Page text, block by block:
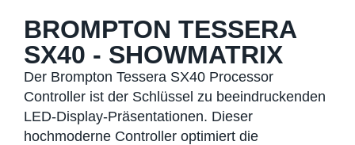
BROMPTON TESSERA
SX40 - SHOWMATRIX
Der Brompton Tessera SX40 Processor
Controller ist der Schlüssel zu beeindruckenden
LED-Display-Präsentationen. Dieser
hochmoderne Controller optimiert die